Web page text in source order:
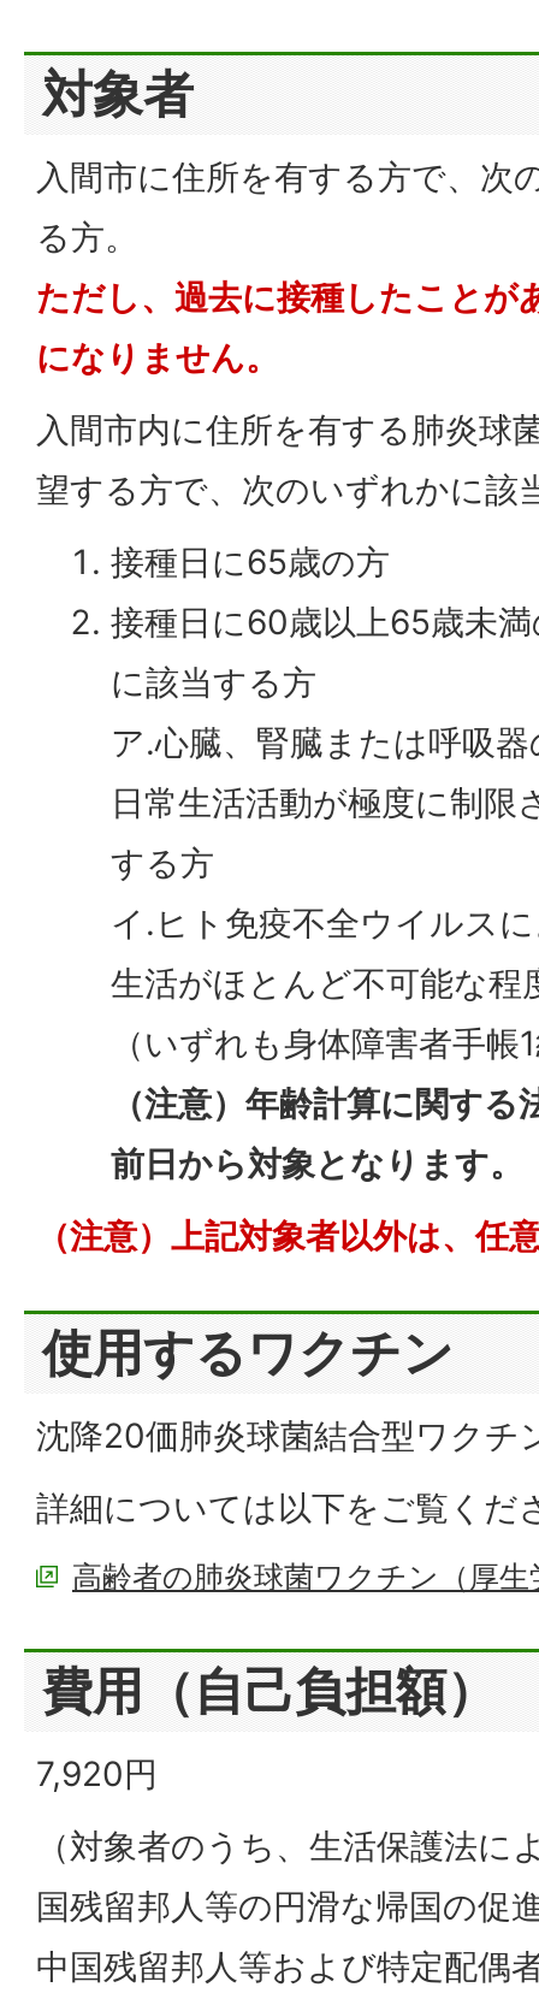
対象者
入間市に住所を有する方で、次
る方。
ただし、過去に接種したことが
になりません。
入間市内に住所を有する肺炎球
望する方で、次のいずれかに該
接種日に65歳の方
接種日に60歳以上65歳未
に該当する方
ア.心臓、腎臓または呼吸
日常生活活動が極度に制限
する方
イ.ヒト免疫不全ウイルス
生活がほとんど不可能な程
（いずれも身体障害者手帳
（注意）年齢計算に関す
前日から対象となります。
（注意）上記対象者以外は、任
使用するワクチン
沈降20価肺炎球菌結合型ワクチ
詳細については以下をご覧くだ
高齢者の肺炎球菌ワクチン（厚生
費用（自己負担額）
7,920円
（対象者のうち、生活保護法に
国残留邦人等の円滑な帰国の促
中国残留邦人等および特定配偶